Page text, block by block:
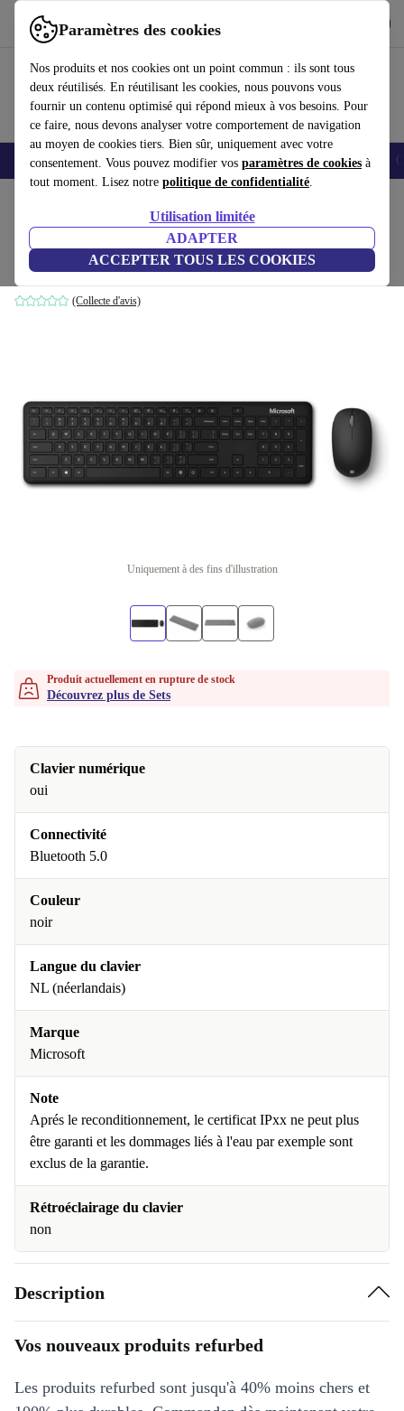
Paramètres des cookies
Nos produits et nos cookies ont un point commun : ils sont tous
deux réutilisés. En réutilisant les cookies, nous pouvons vous
fournir un contenu optimisé qui répond mieux à vos besoins. Pour
ce faire, nous devons analyser votre comportement de navigation
au moyen de cookies tiers. Bien sûr, uniquement avec votre
consentement. Vous pouvez modifier vos paramètres de cookies à
tout moment. Lisez notre politique de confidentialité.
Utilisation limitée
ADAPTER
ACCEPTER TOUS LES COOKIES
Utilisez refurbed rapidement et facilement
Smartphones Laptops Tablettes Montres connectées Accessoires
Microsoft Bluetooth Desktop QHG-00008
Noir | NL
(Collecte d'avis)
Uniquement à des fins d'illustration
Produit actuellement en rupture de stock
Découvrez plus de Sets
Clavier numérique
oui
Connectivité
Bluetooth 5.0
Couleur
noir
Langue du clavier
NL (néerlandais)
Marque
Microsoft
Note
Aprés le reconditionnement, le certificat IPxx ne peut plus
être garanti et les dommages liés à l'eau par exemple sont
exclus de la garantie.
Rétroéclairage du clavier
non
Description
Vos nouveaux produits refurbed
Les produits refurbed sont jusqu'à 40% moins chers et